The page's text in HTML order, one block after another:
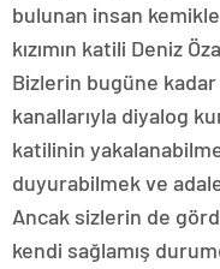
bulunan insan
kızımın katili Deniz
Bizlerin bugüne kadar
kanallarıyla diyalog
katilinin
duyurabilmek ve
Ancak sizlerin de
kendi sağlamış